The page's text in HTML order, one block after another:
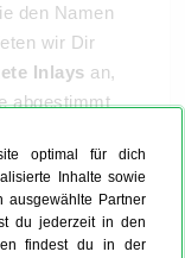
optimal für dich
Inhalte sowie
ausgewählte Partner
du jederzeit in den
findest du in der
den Namen
wir Dir
Inlays an,
abgestimmt
trägt
Disney-Qualität